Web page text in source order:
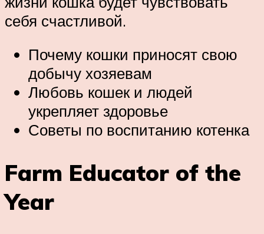
себя счастливой.
Почему кошки приносят свою
добычу хозяевам
Любовь кошек и людей
укрепляет здоровье
Советы по воспитанию котенка
Farm Educator of the
Year